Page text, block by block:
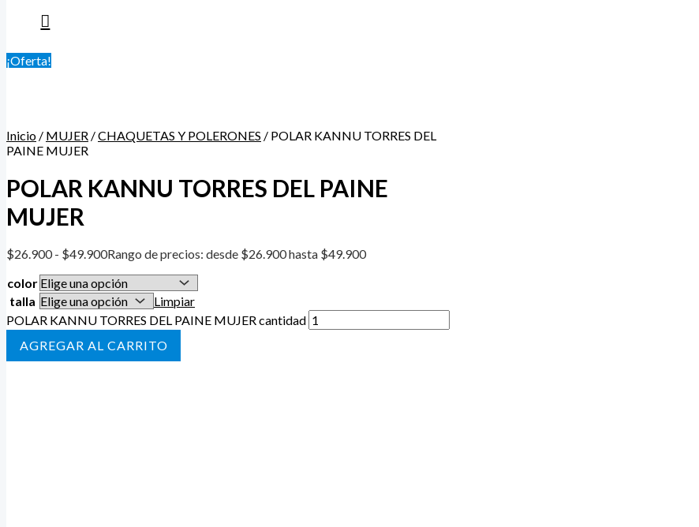
¡Oferta!
Inicio / MUJER /CHAQUETAS Y POLERONES / POLAR KANNU TORRES DEL
PAINE MUJER
POLAR KANNU TORRES DEL PAINE
MUJER
$26.900 - $49.900Rango de precios: desde $26.900 hasta $49.900
color
talla
Limpiar
POLAR KANNU TORRES DEL PAINE MUJER cantidad
AÑADIR AL CARRITO